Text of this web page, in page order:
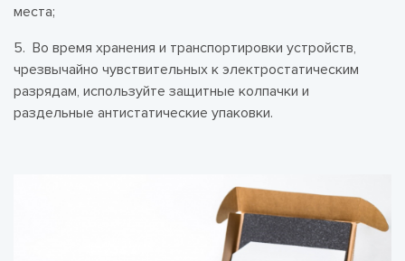
места;
5. Во время хранения и транспортировки устройств,
чрезвычайно чувствительных к электростатическим
разрядам, используйте защитные колпачки и
раздельные антистатические упаковки.